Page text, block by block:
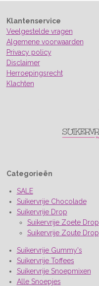
Klantenservice
Veelgestelde vragen
Algemene voorwaarden
Privacy policy
Disclaimer
Herroepingsrecht
Klachten
Categorieën
SALE
Suikervrije Chocolade
Suikervrije Drop
Suikervrije Zoete Drop
Suikervrije Zoute Drop
Suikervrije Gummy's
Suikervrije Toffees
Suikervrije Snoepmixen
Alle Snoepjes